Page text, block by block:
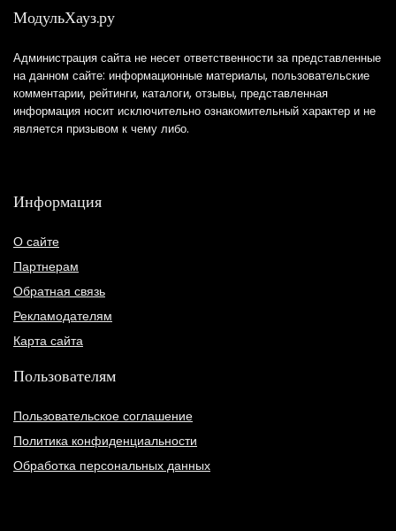
МодульХауз.ру
Администрация сайта не несет ответственности за представленные
на данном сайте: информационные материалы, пользовательские
комментарии, рейтинги, каталоги, отзывы, представленная
информация носит исключительно ознакомительный характер и не
является призывом к чему либо.
Информация
О сайте
Партнерам
Обратная связь
Рекламодателям
Карта сайта
Пользователям
Пользовательское соглашение
Политика конфиденциальности
Обработка персональных данных